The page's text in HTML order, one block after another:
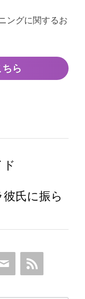
ングに関するお
ら
氏に振ら